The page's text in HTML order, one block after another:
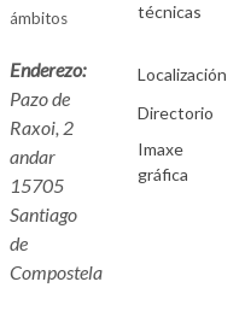
ámbitos
Enderezo:
Pazo de
Raxoi, 2
andar
15705
Santiago
de
Compostela
técnicas
Localización
Directorio
Imaxe
gráfica